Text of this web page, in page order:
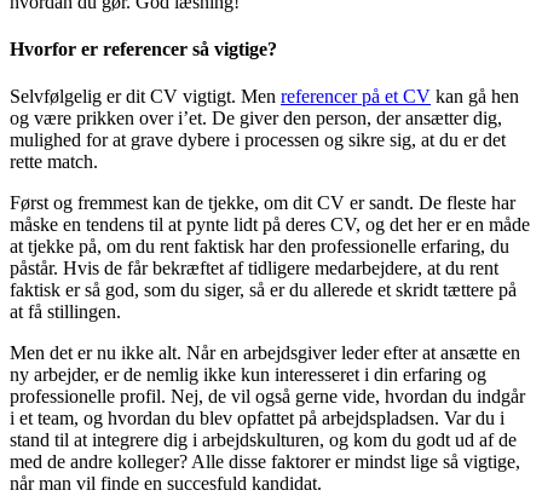
Hvorfor er referencer så vigtige?
Selvfølgelig er dit CV vigtigt. Men referencer på et CV kan gå hen
og være prikken over i’et. De giver den person, der ansætter dig,
mulighed for at grave dybere i processen og sikre sig, at du er det
rette match.
Først og fremmest kan de tjekke, om dit CV er sandt. De fleste har
måske en tendens til at pynte lidt på deres CV, og det her er en måde
at tjekke på, om du rent faktisk har den professionelle erfaring, du
påstår. Hvis de får bekræftet af tidligere medarbejdere, at du rent
faktisk er så god, som du siger, så er du allerede et skridt tættere på
at få stillingen.
Men det er nu ikke alt. Når en arbejdsgiver leder efter at ansætte en
ny arbejder, er de nemlig ikke kun interesseret i din erfaring og
professionelle profil. Nej, de vil også gerne vide, hvordan du indgår
i et team, og hvordan du blev opfattet på arbejdspladsen. Var du i
stand til at integrere dig i arbejdskulturen, og kom du godt ud af de
med de andre kolleger? Alle disse faktorer er mindst lige så vigtige,
når man vil finde en succesfuld kandidat.